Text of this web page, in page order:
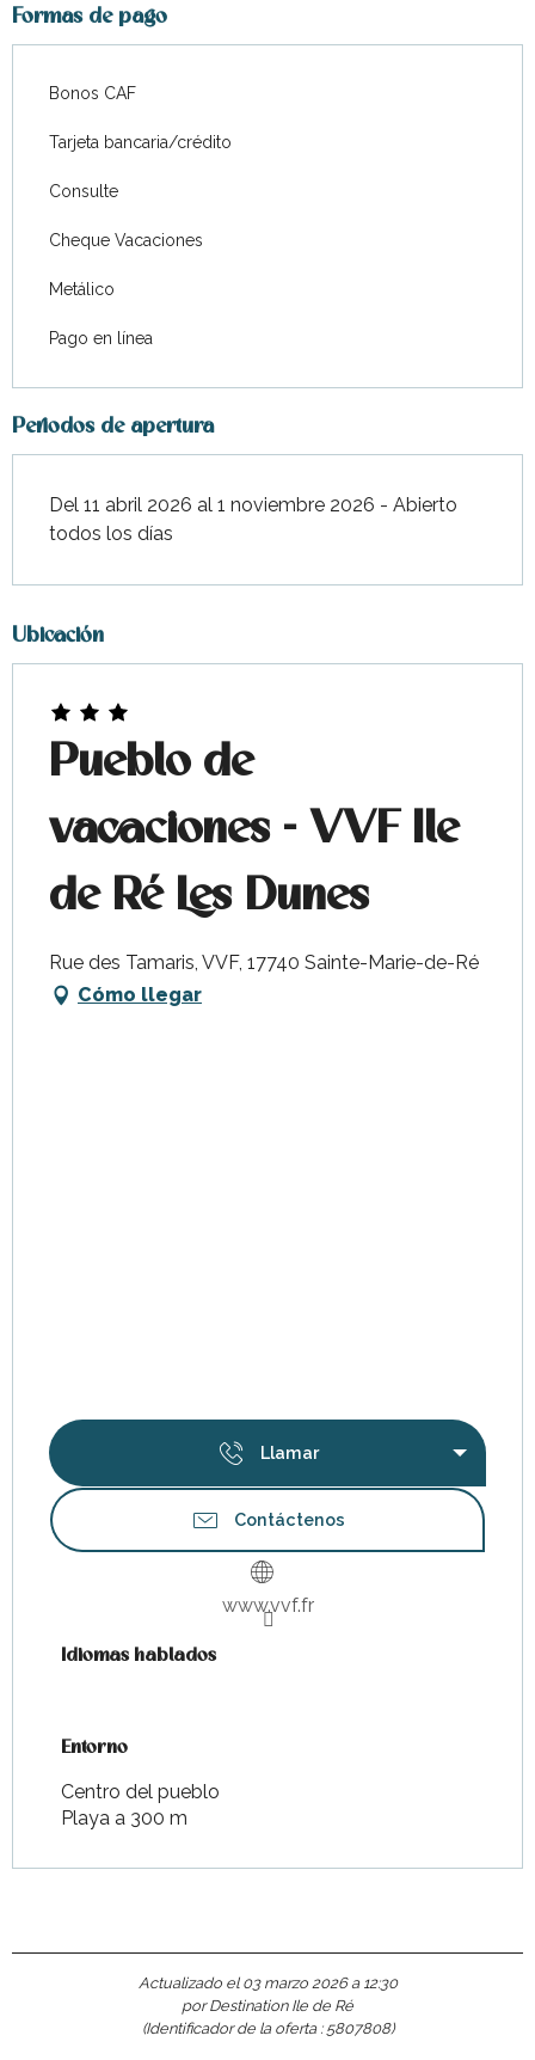
Formas de pago
Bonos CAF
Tarjeta bancaria/crédito
Consulte
Cheque Vacaciones
Metálico
Pago en línea
Periodos de apertura
Del 11 abril 2026 al 1 noviembre 2026 - Abierto
todos los días
Ubicación
Pueblo de
vacaciones - VVF Ile
de Ré Les Dunes
Rue des Tamaris, VVF, 17740 Sainte-Marie-de-Ré
Cómo llegar
Llamar
Contáctenos
www.vvf.fr
Idiomas hablados
Idiomas hablados
Entorno
Entorno
Centro del pueblo
Playa a 300 m
Actualizado el 03 marzo 2026 a 12:30
por Destination Ile de Ré
(Identificador de la oferta : 5807808)